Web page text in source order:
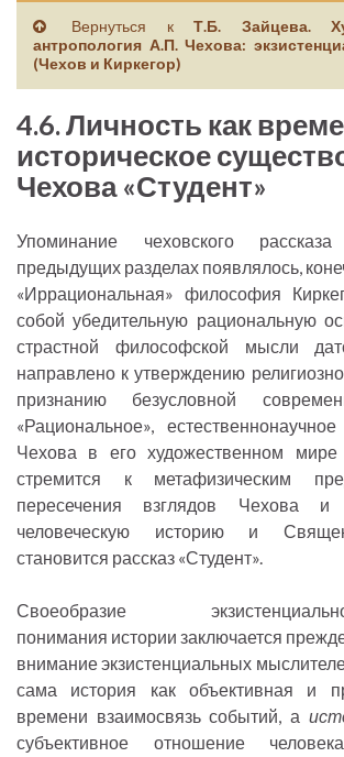
Вернуться кТ.Б. Зайцева.
антропология А.П. Чехова:
(Чехов и Киркегор)
4.6. Личность как
историческое
Чехова «Студент»
Упоминание чеховского
предыдущих разделах появлялось,
«Иррациональная» философия
собой убедительную рациональную
страстной философской мысли
направлено к утверждению
признанию безусловной
«Рациональное»,
Чехова в его художественном мире
стремится к метафизическим
пересечения взглядов Чехова и
человеческую историю и
становится рассказ «Студент».
Своеобразие экзистенциально-
понимания истории заключается
внимание экзистенциальных
сама история как объективная и
времени взаимосвязь событий, а
субъективное отношение